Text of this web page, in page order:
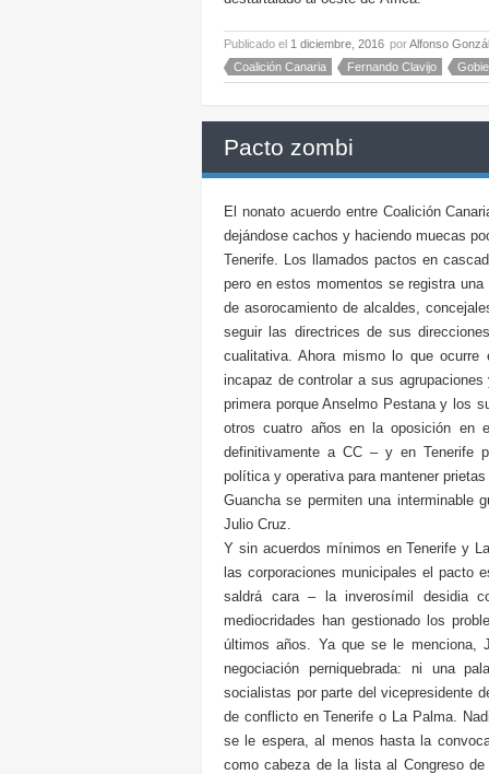
Publicado el 1 diciembre, 2016 porAlfonso
Coalición Canaria
Fernando Clavijo
Pacto zombi
El nonato acuerdo entre Coalición
dejándose cachos y haciendo muecas
Tenerife. Los llamados pactos en
pero en estos momentos se registra
de asorocamiento de alcaldes,
seguir las directrices de sus
cualitativa. Ahora mismo lo que
incapaz de controlar a sus
primera porque Anselmo Pestana y los
otros cuatro años en la oposición en
definitivamente a CC – y en Tenerife
política y operativa para mantener
Guancha se permiten una interminable
Julio Cruz.
Y sin acuerdos mínimos en Tenerife y
las corporaciones municipales el pacto
saldrá cara – la inverosímil desidia
mediocridades han gestionado los
últimos años. Ya que se le menciona,
negociación perniquebrada: ni una
socialistas por parte del vicepresidente
de conflicto en Tenerife o La Palma.
se le espera, al menos hasta la
como cabeza de la lista al Congreso